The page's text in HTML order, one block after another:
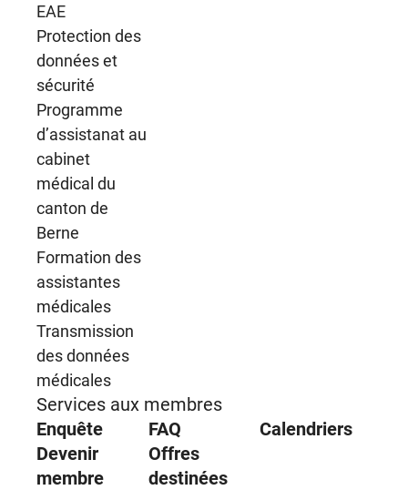
EAE
Protection des
données et
sécurité
Programme
d’assistanat au
cabinet
médical du
canton de
Berne
Formation des
assistantes
médicales
Transmission
des données
médicales
Services aux membres
Enquête
Devenir
membre
FAQ
Offres
destinées
Calendriers